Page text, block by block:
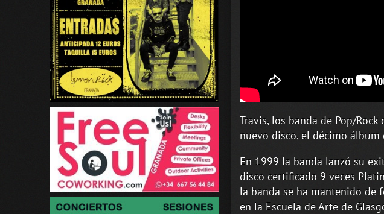
Travis, los banda de Pop/
nuevo disco, el décimo álbum
En 1999 la banda lanzó su
disco certificado 9 veces
la banda se ha mantenido de
en la Escuela de Arte de